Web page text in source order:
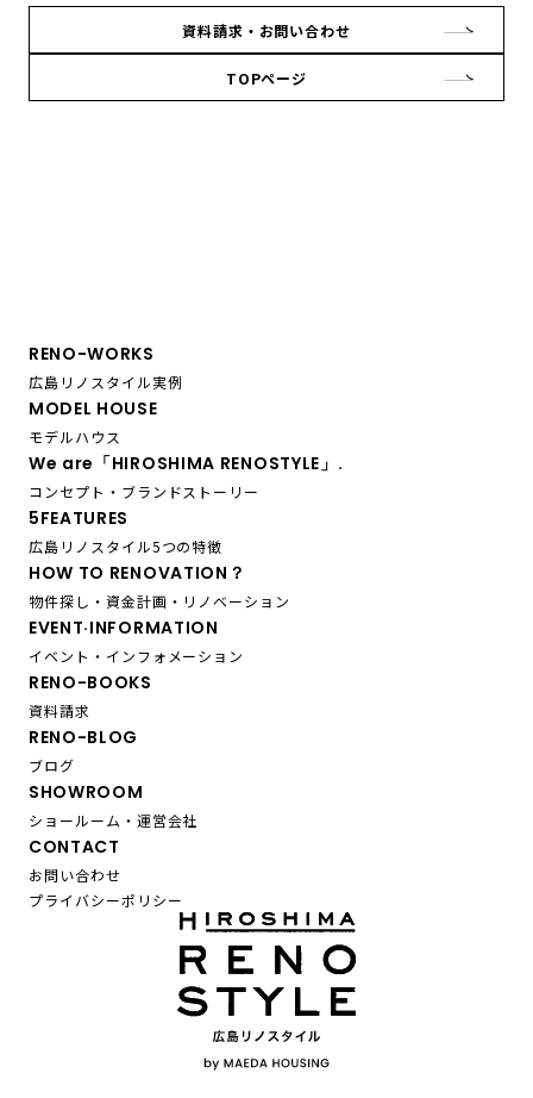
資料請求・お問い合わせ
TOPページ
RENO-WORKS
広島リノスタイル実例
MODEL HOUSE
モデルハウス
We are「HIROSHIMA RENOSTYLE」.
コンセプト・ブランドストーリー
5FEATURES
広島リノスタイル5つの特徴
HOW TO RENOVATION？
物件探し・資金計画・リノベーション
EVENT·INFORMATION
イベント・インフォメーション
RENO-BOOKS
資料請求
RENO-BLOG
ブログ
SHOWROOM
ショールーム・運営会社
CONTACT
お問い合わせ
プライバシーポリシー